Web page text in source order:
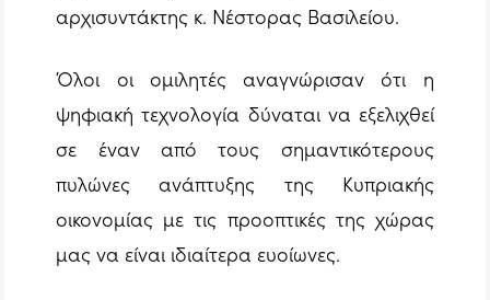
αρχισυντάκτης κ. Νέστορας Βασιλείου.
Όλοι οι ομιλητές αναγνώρισαν ότι η
ψηφιακή τεχνολογία δύναται να εξελιχθεί
σε έναν από τους σημαντικότερους
πυλώνες ανάπτυξης της Κυπριακής
οικονομίας με τις προοπτικές της χώρας
μας να είναι ιδιαίτερα ευοίωνες.